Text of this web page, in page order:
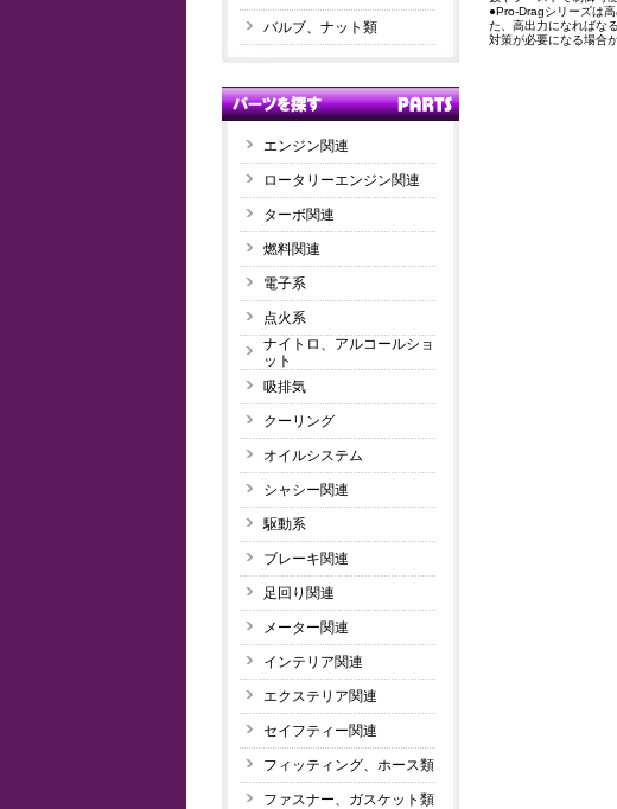
バルブ、ナット類
エンジン関連
ロータリーエンジン関連
ターボ関連
燃料関連
電子系
点火系
ナイトロ、アルコールショ
ット
吸排気
クーリング
オイルシステム
シャシー関連
駆動系
ブレーキ関連
足回り関連
メーター関連
インテリア関連
エクステリア関連
セイフティー関連
フィッティング、ホース類
ファスナー、ガスケット類
●Pro-Dragシリーズは
た、高出力になればな
対策が必要になる場合